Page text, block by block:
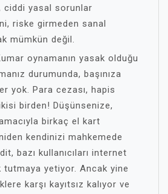
ciddi yasal sorunlar
riske girmeden sanal
mümkün değil.
oynamanın yasak olduğu
durumunda, başınıza
yok. Para cezası, hapis
birden! Düşünsenize,
birkaç el kart
kendinizi mahkemede
bazı kullanıcıları internet
tutmaya yetiyor. Ancak yine
karşı kayıtsız kalıyor ve